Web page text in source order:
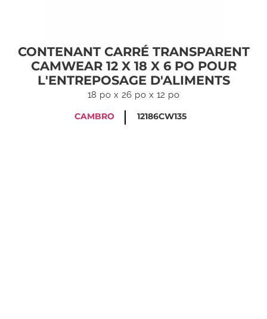
CONTENANT CARRÉ TRANSPARENT
CAMWEAR 12 X 18 X 6 PO POUR
L'ENTREPOSAGE D'ALIMENTS
18 po x 26 po x 12 po
CAMBRO
12186CW135